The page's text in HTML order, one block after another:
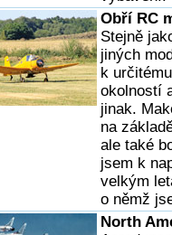
Obří RC
Stejně
jiných
k
okolností
jinak.
na
ale také
jsem k
velkým
o němž
North